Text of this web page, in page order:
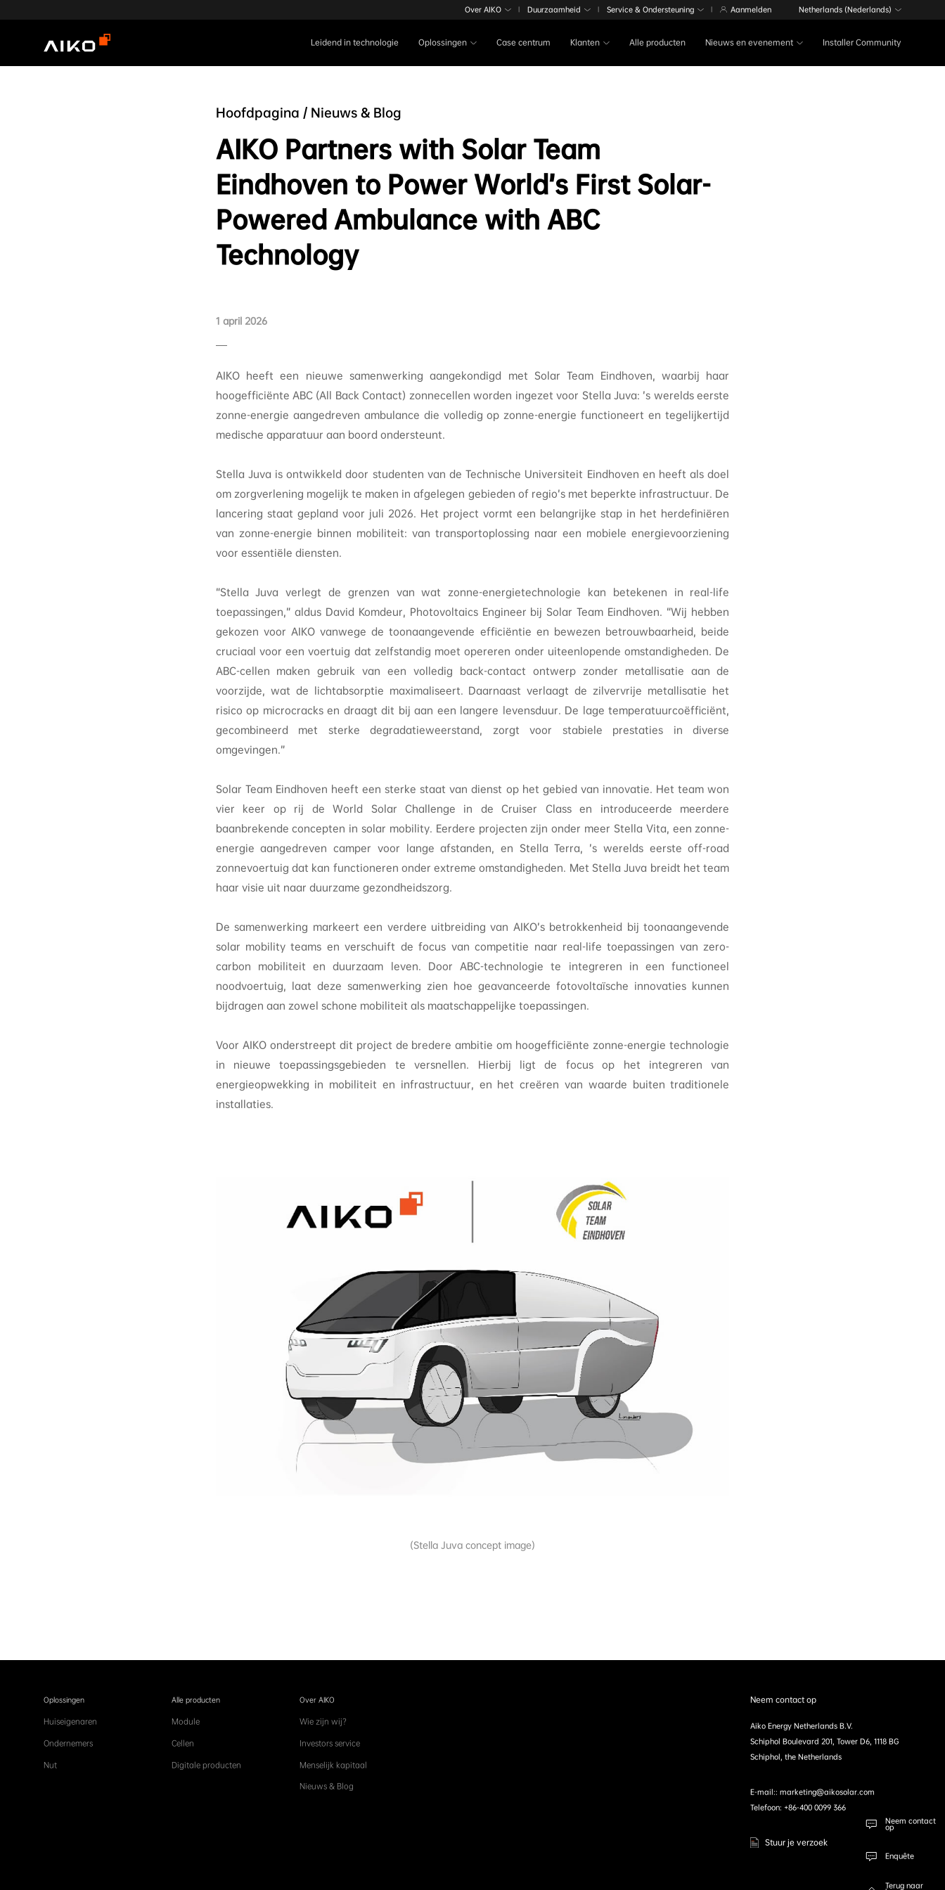
Leidend in technologie Oplossingen Case centrum Klanten Alle producten Nieuws en evenement Installer Community
Over AIKO | Duurzaamheid | Service & Ondersteuning | Aanmelden Netherlands (Nederlands)
Hoofdpagina / Nieuws & Blog
AIKO Partners with Solar Team
Eindhoven to Power World’s First Solar-
Powered Ambulance with ABC
Technology
1 april 2026
AIKO heeft een nieuwe samenwerking aangekondigd met Solar Team Eindhoven, waarbij haar
hoogefficiënte ABC (All Back Contact) zonnecellen worden ingezet voor Stella Juva: ’s werelds eerste
zonne-energie aangedreven ambulance die volledig op zonne-energie functioneert en tegelijkertijd
medische apparatuur aan boord ondersteunt.
Stella Juva is ontwikkeld door studenten van de Technische Universiteit Eindhoven en heeft als doel
om zorgverlening mogelijk te maken in afgelegen gebieden of regio’s met beperkte infrastructuur. De
lancering staat gepland voor juli 2026. Het project vormt een belangrijke stap in het herdefiniëren
van zonne-energie binnen mobiliteit: van transportoplossing naar een mobiele energievoorziening
voor essentiële diensten.
“Stella Juva verlegt de grenzen van wat zonne-energietechnologie kan betekenen in real-life
toepassingen,” aldus David Komdeur, Photovoltaics Engineer bij Solar Team Eindhoven. “Wij hebben
gekozen voor AIKO vanwege de toonaangevende efficiëntie en bewezen betrouwbaarheid, beide
cruciaal voor een voertuig dat zelfstandig moet opereren onder uiteenlopende omstandigheden. De
ABC-cellen maken gebruik van een volledig back-contact ontwerp zonder metallisatie aan de
voorzijde, wat de lichtabsorptie maximaliseert. Daarnaast verlaagt de zilvervrije metallisatie het
risico op microcracks en draagt dit bij aan een langere levensduur. De lage temperatuurcoëfficiënt,
gecombineerd met sterke degradatieweerstand, zorgt voor stabiele prestaties in diverse
omgevingen.”
Solar Team Eindhoven heeft een sterke staat van dienst op het gebied van innovatie. Het team won
vier keer op rij de World Solar Challenge in de Cruiser Class en introduceerde meerdere
baanbrekende concepten in solar mobility. Eerdere projecten zijn onder meer Stella Vita, een zonne-
energie aangedreven camper voor lange afstanden, en Stella Terra, ’s werelds eerste off-road
zonnevoertuig dat kan functioneren onder extreme omstandigheden. Met Stella Juva breidt het team
haar visie uit naar duurzame gezondheidszorg.
De samenwerking markeert een verdere uitbreiding van AIKO’s betrokkenheid bij toonaangevende
solar mobility teams en verschuift de focus van competitie naar real-life toepassingen van zero-
carbon mobiliteit en duurzaam leven. Door ABC-technologie te integreren in een functioneel
noodvoertuig, laat deze samenwerking zien hoe geavanceerde fotovoltaïsche innovaties kunnen
bijdragen aan zowel schone mobiliteit als maatschappelijke toepassingen.
Voor AIKO onderstreept dit project de bredere ambitie om hoogefficiënte zonne-energie technologie
in nieuwe toepassingsgebieden te versnellen. Hierbij ligt de focus op het integreren van
energieopwekking in mobiliteit en infrastructuur, en het creëren van waarde buiten traditionele
installaties.
(Stella Juva concept image)
Oplossingen
Huiseigenaren
Ondernemers
Nut
Alle producten
Module
Cellen
Digitale producten
Over AIKO
Wie zijn wij?
Investors service
Menselijk kapitaal
Nieuws & Blog
Neem contact op
Aiko Energy Netherlands B.V.
Schiphol Boulevard 201, Tower D6, 1118 BG
Schiphol, the Netherlands
E-mail:: marketing@aikosolar.com
Telefoon: +86-400 0099 366
Stuur je verzoek
Neem contact
op
Enquête
Terug naar